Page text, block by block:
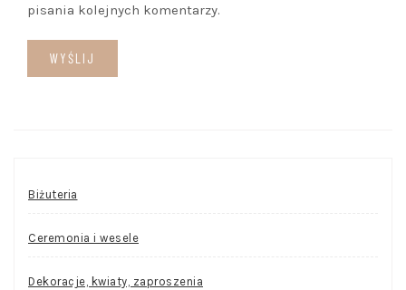
pisania kolejnych komentarzy.
Biżuteria
Ceremonia i wesele
Dekoracje, kwiaty, zaproszenia